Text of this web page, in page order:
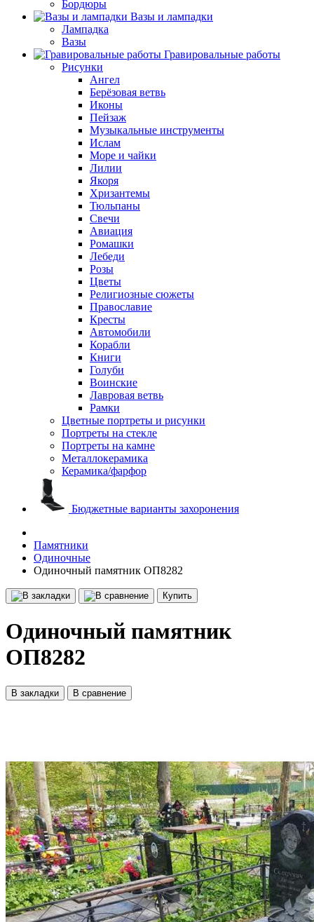
Бордюры
Вазы и лампадки
Лампадка
Вазы
Гравировальные работы
Рисунки
Ангел
Берёзовая ветвь
Иконы
Пейзаж
Музыкальные инструменты
Ислам
Море и чайки
Лилии
Якоря
Хризантемы
Тюльпаны
Свечи
Авиация
Ромашки
Лебеди
Розы
Цветы
Религиозные сюжеты
Православие
Кресты
Автомобили
Корабли
Книги
Голуби
Воинские
Лавровая ветвь
Рамки
Цветные портреты и рисунки
Портреты на стекле
Портреты на камне
Металлокерамика
Керамика/фарфор
Бюджетные варианты захоронения
Памятники
Одиночные
Одиночный памятник ОП8282
Купить
Одиночный памятник
ОП8282
В закладки В сравнение